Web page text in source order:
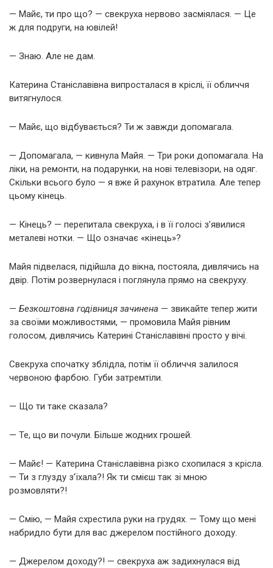
— Майє, ти про що? — свекруха нервово засміялася. — Це
ж для подруги, на ювілей!
— Знаю. Але не дам.
Катерина Станіславівна випросталася в кріслі, її обличчя
витягнулося.
— Майє, що відбувається? Ти ж завжди допомагала.
— Допомагала, — кивнула Майя. — Три роки допомагала. На
ліки, на ремонти, на подарунки, на нові телевізори, на одяг.
Скільки всього було — я вже й рахунок втратила. Але тепер
цьому кінець.
— Кінець? — перепитала свекруха, і в її голосі з’явилися
металеві нотки. — Що означає «кінець»?
Майя підвелася, підійшла до вікна, постояла, дивлячись на
двір. Потім розвернулася і поглянула прямо на свекруху.
— Безкоштовна годівниця зачинена — звикайте тепер жити
за своїми можливостями, — промовила Майя рівним
голосом, дивлячись Катерині Станіславівні просто у вічі.
Свекруха спочатку зблідла, потім її обличчя залилося
червоною фарбою. Губи затремтіли.
— Що ти таке сказала?
— Те, що ви почули. Більше жодних грошей.
— Майє! — Катерина Станіславівна різко схопилася з крісла.
— Ти з глузду з’їхала?! Як ти смієш так зі мною
розмовляти?!
— Смію, — Майя схрестила руки на грудях. — Тому що мені
набридло бути для вас джерелом постійного доходу.
— Джерелом доходу?! — свекруха аж задихнулася від